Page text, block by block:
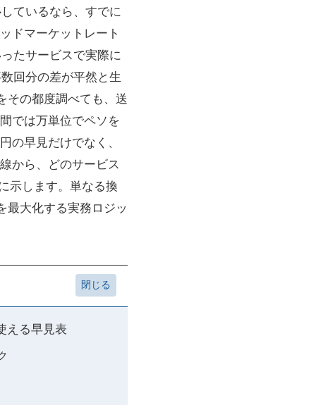
ているなら、すでに
ドマーケットレート
たサービスで実際に
回分の差が平然と生
その都度調べても、送
では万単位でペソを
の早見だけでなく、
から、どのサービス
示します。単なる換
最大化する実務ロジッ
える早見表